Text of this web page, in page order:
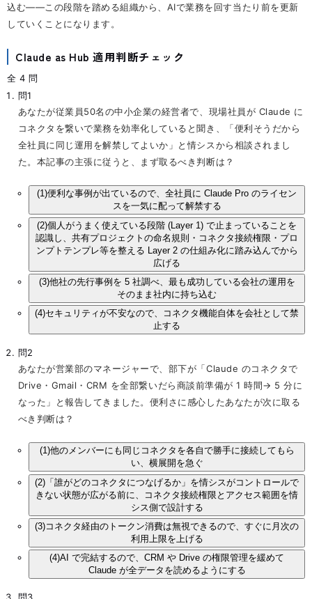
込む——この段階を踏める組織から、AIで業務を回す当たり前を更新
していくことになります。
Claude as Hub 適用判断チェック
全 4 問
問1
あなたが従業員50名の中小企業の経営者で、現場社員が Claude に
コネクタを繋いで業務を効率化していると聞き、「便利そうだから
全社員に同じ運用を解禁してよいか」と情シスから相談されまし
た。本記事の主張に従うと、まず取るべき判断は？
(1)便利な事例が出ているので、全社員に Claude Pro のライセン
スを一気に配って解禁する
(2)個人がうまく使えている段階 (Layer 1) で止まっていることを
認識し、共有プロジェクトの命名規則・コネクタ接続権限・プロ
ンプトテンプレ等を整える Layer 2 の仕組み化に踏み込んでから
広げる
(3)他社の先行事例を 5 社調べ、最も成功している会社の運用を
そのまま社内に持ち込む
(4)セキュリティが不安なので、コネクタ機能自体を会社として禁
止する
問2
あなたが営業部のマネージャーで、部下が「Claude のコネクタで
Drive・Gmail・CRM を全部繋いだら商談前準備が 1 時間→ 5 分に
なった」と報告してきました。便利さに感心したあなたが次に取る
べき判断は？
(1)他のメンバーにも同じコネクタを各自で勝手に接続してもら
い、横展開を急ぐ
(2) 「誰がどのコネクタにつなげるか」を情シスがコントロールで
きない状態が広がる前に、コネクタ接続権限とアクセス範囲を情
シス側で設計する
(3)コネクタ経由のトークン消費は無視できるので、すぐに月次の
利用上限を上げる
(4)AI で完結するので、CRM や Drive の権限管理を緩めて
Claude が全データを読めるようにする